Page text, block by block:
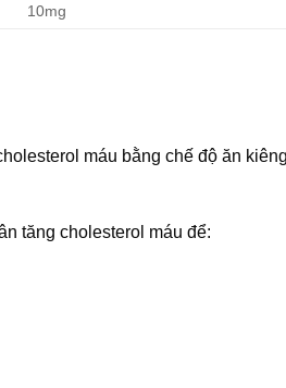
10mg
máu bằng chế độ ăn
tăng cholesterol máu để: